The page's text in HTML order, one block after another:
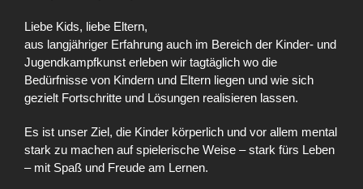
Liebe Kids, liebe Eltern,
aus langjähriger Erfahrung auch im Bereich der Kinder- und
Jugendkampfkunst erleben wir tagtäglich wo die
Bedürfnisse von Kindern und Eltern liegen und wie sich
gezielt Fortschritte und Lösungen realisieren lassen.
Es ist unser Ziel, die Kinder körperlich und vor allem mental
stark zu machen auf spielerische Weise – stark fürs Leben
– mit Spaß und Freude am Lernen.